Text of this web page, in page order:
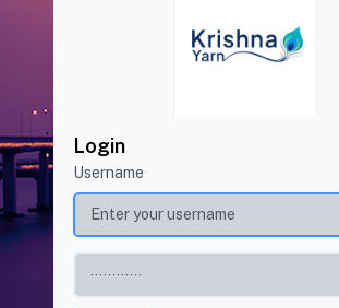
Login
Username